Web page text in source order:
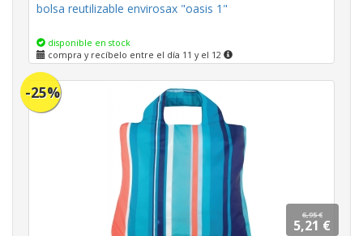
bolsa reutilizable envirosax "oasis 1"
disponible en stock
compra y recíbelo entre el día 11 y el 12
-25%
6,95 €
5,21 €